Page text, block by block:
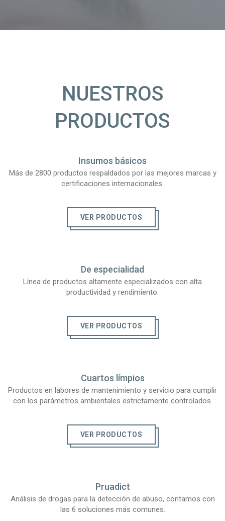
NUESTROS
PRODUCTOS
Insumos básicos
Más de 2800 productos respaldados por las mejores marcas y
certificaciones internacionales.
VER PRODUCTOS
De especialidad
Línea de productos altamente especializados con alta
productividad y rendimiento.
VER PRODUCTOS
Cuartos límpios
Productos en labores de mantenimiento y servicio para cumplir
con los parámetros ambientales estrictamente controlados.
VER PRODUCTOS
Pruadict
Análisis de drogas para la detección de abuso, contamos con
las 6 soluciones más comunes.